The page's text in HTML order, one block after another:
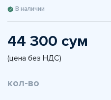
В наличии
44 300 сум
(цена без НДС)
кол-во